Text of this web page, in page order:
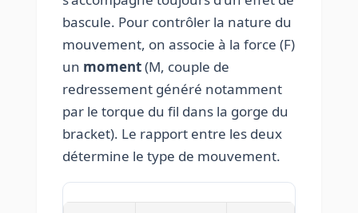
bascule. Pour contrôler la nature du
mouvement, on associe à la force (F)
un moment(M, couple de
redressement généré notamment
par le torque du fil dans la gorge du
bracket). Le rapport entre les deux
détermine le type de mouvement.